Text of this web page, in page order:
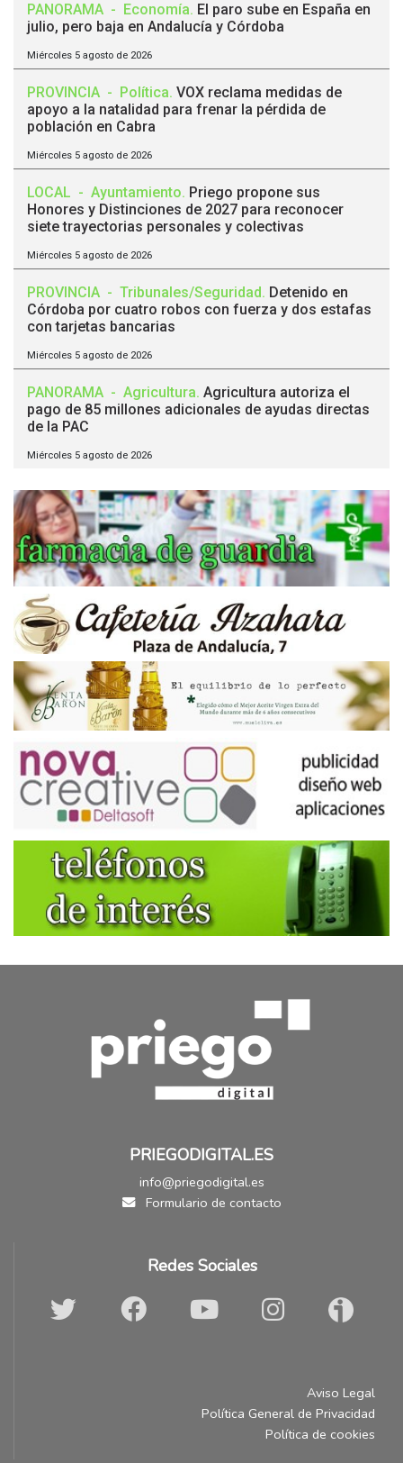
PANORAMA - Economía. El paro sube en España en
julio, pero baja en Andalucía y Córdoba
Miércoles 5 agosto de 2026
PROVINCIA - Política. VOX reclama medidas de
apoyo a la natalidad para frenar la pérdida de
población en Cabra
Miércoles 5 agosto de 2026
LOCAL - Ayuntamiento. Priego propone sus
Honores y Distinciones de 2027 para reconocer
siete trayectorias personales y colectivas
Miércoles 5 agosto de 2026
PROVINCIA - Tribunales/Seguridad. Detenido en
Córdoba por cuatro robos con fuerza y dos estafas
con tarjetas bancarias
Miércoles 5 agosto de 2026
PANORAMA - Agricultura. Agricultura autoriza el
pago de 85 millones adicionales de ayudas directas
de la PAC
Miércoles 5 agosto de 2026
PRIEGODIGITAL.ES
info@priegodigital.es
Formulario de contacto
Redes Sociales
Aviso Legal
Política General de Privacidad
Política de cookies